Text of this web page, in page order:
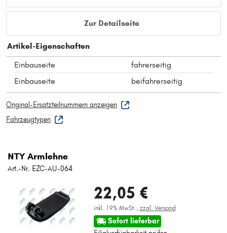
Zur Detailseite
Artikel-Eigenschaften
Einbauseite
fahrerseitig
Einbauseite
beifahrerseitig
Original-Ersatzteilnummern anzeigen
Fahrzeugtypen
NTY Armlehne
Art.-Nr. EZC-AU-064
22,05 €
inkl. 19% MwSt., zzgl. Versand
Sofort lieferbar